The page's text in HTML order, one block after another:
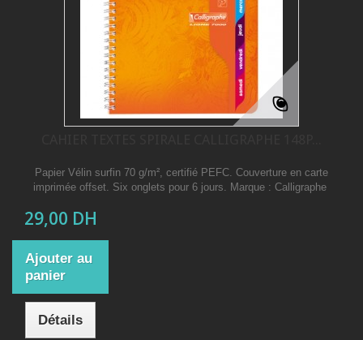
Papier Vélin surfin 70 g/m², certifié PEFC. Couverture en carte
imprimée offset. Six onglets pour 6 jours. Marque : Calligraphe
29,00 DH
Ajouter au
panier
Détails